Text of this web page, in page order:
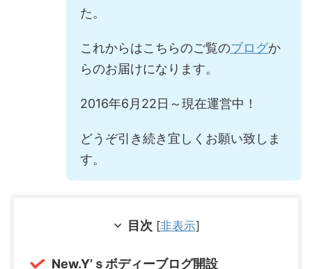
た。
これからはこちらのご覧のブログか
らのお届けになります。
2016年6月22日～現在運営中！
どうぞ引き続き宜しくお願い致しま
す。
目次 [非表示]
New.Y’ｓボディーブログ開設